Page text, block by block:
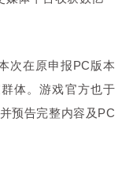
次在原申报PC版本
体。游戏官方也于
预告完整内容及PC